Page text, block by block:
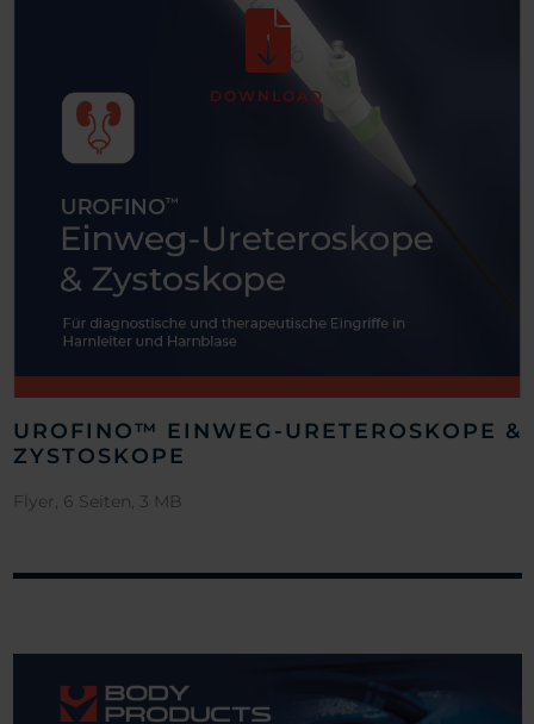
DOWNLOAD
UROFINO™ EINWEG-URETEROSKOPE &
ZYSTOSKOPE
Flyer, 6 Seiten, 3 MB